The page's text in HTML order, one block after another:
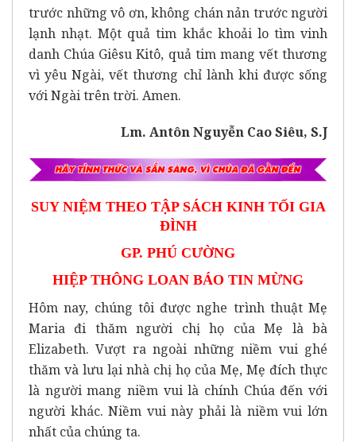
trước những vô ơn, không chán nản trước người
lạnh nhạt. Một quả tim khắc khoải lo tìm vinh
danh Chúa Giêsu Kitô, quả tim mang vết thương
vì yêu Ngài, vết thương chỉ lành khi được sống
với Ngài trên trời. Amen.
Lm. Antôn Nguyễn Cao Siêu, S.J
SUY NIỆM THEO TẬP SÁCH KINH TỐI GIA
ĐÌNH
GP. PHÚ CƯỜNG
HIỆP THÔNG LOAN BÁO TIN MỪNG
Hôm nay, chúng tôi được nghe trình thuật Mẹ
Maria đi thăm người chị họ của Mẹ là bà
Elizabeth. Vượt ra ngoài những niềm vui ghé
thăm và lưu lại nhà chị họ của Mẹ, Mẹ đích thực
là người mang niềm vui là chính Chúa đến với
người khác. Niềm vui này phải là niềm vui lớn
nhất của chúng ta.